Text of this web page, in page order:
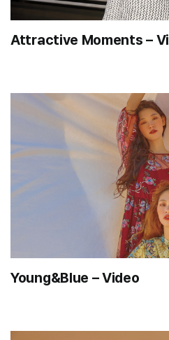
Attractive Moments –
Young&Blue – Video